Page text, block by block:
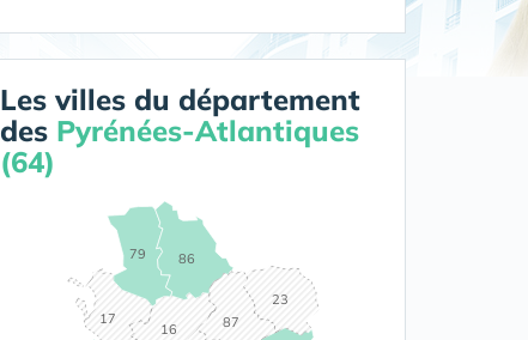
Les villes du département
des Pyrénées-Atlantiques
(64)
16
17
23
79 86
87